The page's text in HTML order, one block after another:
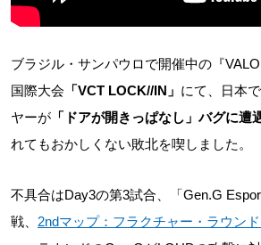
ブラジル・サンパウロで開催中の『
国際大会 「VCT LOCK//IN」 にて、日本
ヤーが 「ドアが開きっぱなし」バグに遭
れてもおかしくない敗北を喫しました。
不具合はDay3の第3試合、「Gen.G
戦、 2ndマップ：フラクチャー・ラウン